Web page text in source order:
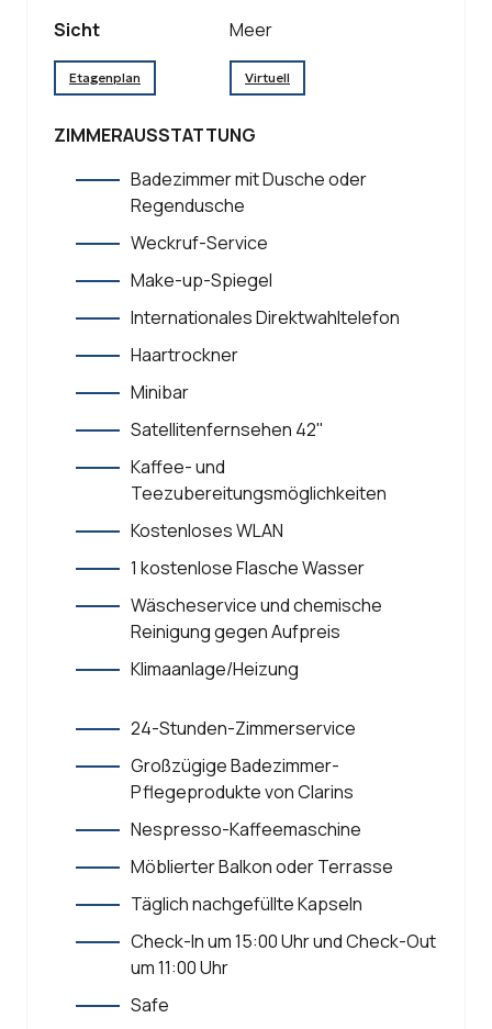
Sicht
Meer
Etagenplan Virtuell
ZIMMERAUSSTATTUNG
Badezimmer mit Dusche oder
Regendusche
Weckruf-Service
Make-up-Spiegel
Internationales Direktwahltelefon
Haartrockner
Minibar
Satellitenfernsehen 42''
Kaffee- und
Teezubereitungsmöglichkeiten
Kostenloses WLAN
1 kostenlose Flasche Wasser
Wäscheservice und chemische
Reinigung gegen Aufpreis
Klimaanlage/Heizung
24-Stunden-Zimmerservice
Großzügige Badezimmer-
Pflegeprodukte von Clarins
Nespresso-Kaffeemaschine
Möblierter Balkon oder Terrasse
Täglich nachgefüllte Kapseln
Check-In um 15:00 Uhr und Check-Out
um 11:00 Uhr
Safe